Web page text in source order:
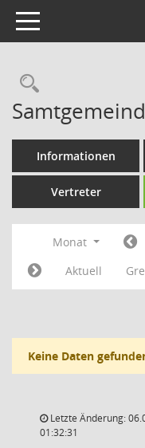
Toggle navigation
Informationen
Vertreter
Monat
Aktuell
Keine Daten
Letzte Änderung:
01:32:31